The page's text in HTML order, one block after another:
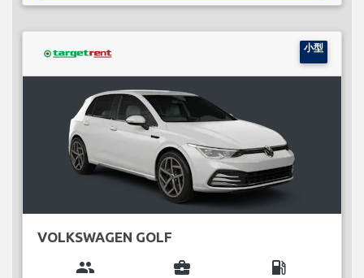
小型
VOLKSWAGEN GOLF
group business_center local_gas_station